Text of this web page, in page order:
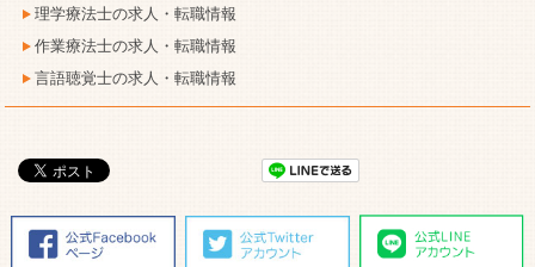
理学療法士の求人・転職情報
作業療法士の求人・転職情報
言語聴覚士の求人・転職情報